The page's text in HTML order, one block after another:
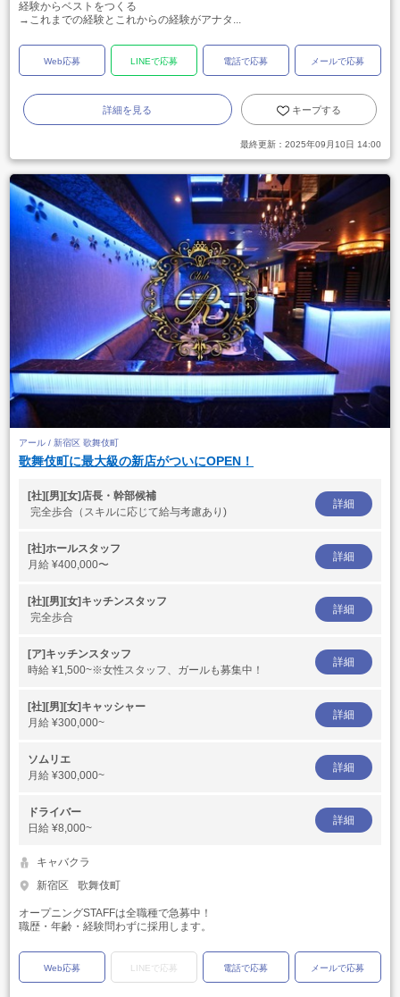
経験からベストをつくる
→これまでの経験とこれからの経験がアナタ...
Web応募 LINEで応募 電話で応募 メールで応募
詳細を見る キープする
最終更新： 2025年09月10日 14:00
アール / 新宿区 歌舞伎町
歌舞伎町に最大級の新店がついにOPEN！
[社][男][女]店長・幹部候補
完全歩合（スキルに応じて給与考慮あり)
詳細
[社]ホールスタッフ
月給 ¥400,000〜
詳細
[社][男][女]キッチンスタッフ
完全歩合
詳細
[ア]キッチンスタッフ
時給 ¥1,500~※女性スタッフ、ガールも募集中！
詳細
[社][男][女]キャッシャー
月給 ¥300,000~
詳細
ソムリエ
月給 ¥300,000~
詳細
ドライバー
日給 ¥8,000~
詳細
キャバクラ
新宿区
歌舞伎町
オープニングSTAFFは全職種で急募中！
職歴・年齢・経験問わずに採用します。
Web応募 LINEで応募 電話で応募 メールで応募